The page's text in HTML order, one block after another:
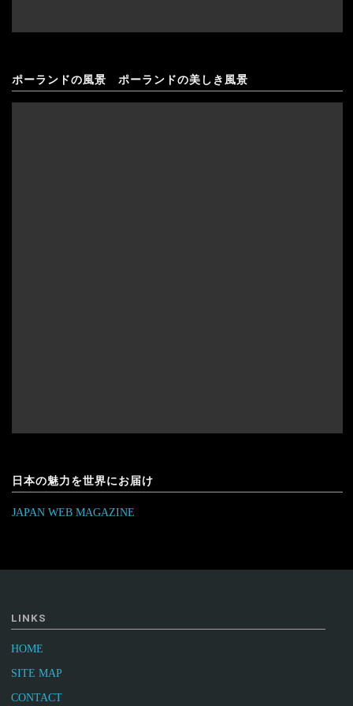
ポーランドの風景 ポーランドの美しき風景
日本の魅力を世界にお届け
JAPAN WEB MAGAZINE
LINKS
HOME
SITE MAP
CONTACT